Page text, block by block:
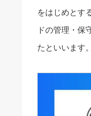
をはじめとす
ドの管理・保
たといいます